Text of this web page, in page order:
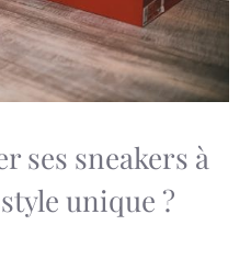
ses sneakers à
unique ?